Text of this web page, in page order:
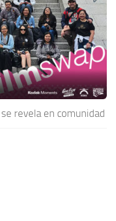
revela en comunidad